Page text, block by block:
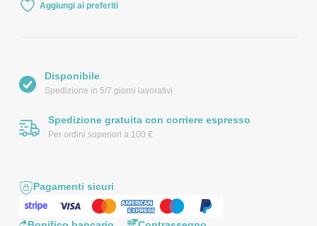
Aggiungi ai preferiti
Disponibile
Spedizione in 5/7 giorni lavorativi
Spedizione gratuita con corriere espresso
Per ordini superiori a 100 €
Pagamenti sicuri